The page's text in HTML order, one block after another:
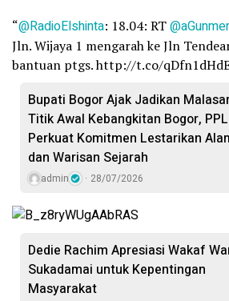
“@RadioElshinta: 18.04: RT
Jln. Wijaya 1 mengarah ke Jln
bantuan ptgs. http://t.co/
Bupati Bogor Ajak Jadikan
Titik Awal Kebangkitan Bogor,
Perkuat Komitmen Lestarikan
dan Warisan Sejarah
admin 28/07/2026
Dedie Rachim Apresiasi Wakaf
Sukadamai untuk Kepentingan
Masyarakat